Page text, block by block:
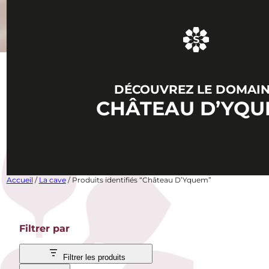
DÉCOUVREZ LE
CHÂTEAU
Accueil / La cave/ Produits identifiés “Château D’Yquem”
Filtrer par
Filtrer les produits